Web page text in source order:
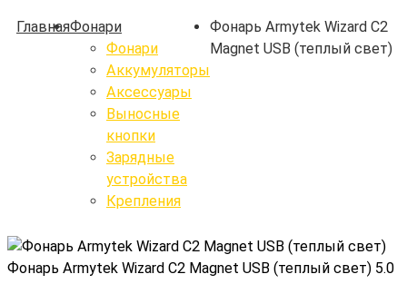
Фонари
Аккумуляторы
Зарядные устройства
Крепления
Выносные кнопки
ГлавнаяФонари
Фонари
Аккумуляторы
Аксессуары
Выносные
кнопки
Зарядные
устройства
Крепления
Фонарь Armytek Wizard C2
Magnet USB (теплый свет)
Фонарь Armytek Wizard C2 Magnet USB (теплый свет) 5.0